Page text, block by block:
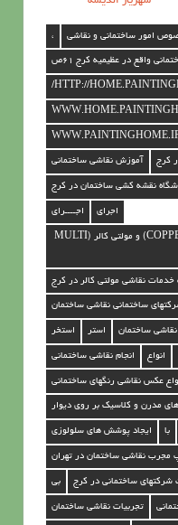
، امور ساختمانی و نقاشی
HTTP://
آموزش نقاشی ساختمانی کرج
نقشه کشی ساختمان در کرج
اجــــرای اجرای
اجرای رنگ های طلایی(GOLDEN) و مسی(COPPER) و مولتی کالر (MULTI
خدمات نقاشی مولتی کالر در کرج
ساختمانی نقاشی ساختمان
استخر استر نقاشی ساختمان
انجام نقاشی ساختمانی انواع
عکس نقاشی رنگهای ساختمانی
های مدرن و کلاسیک بر روی دیوار
ایجاد پوشش های سلولوزی با
مجرب نقاشی ساختمان در تهران
بی شرکتهای ساختمانی در کرج
تجربیات نقاشی ساختمان